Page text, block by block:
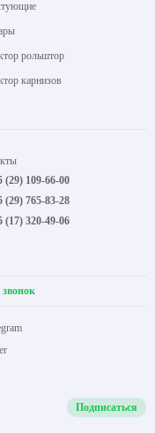
рольштор
карнизов
(29) 109-66-00
(29) 765-83-28
(17) 320-49-06
звонок
Подписаться